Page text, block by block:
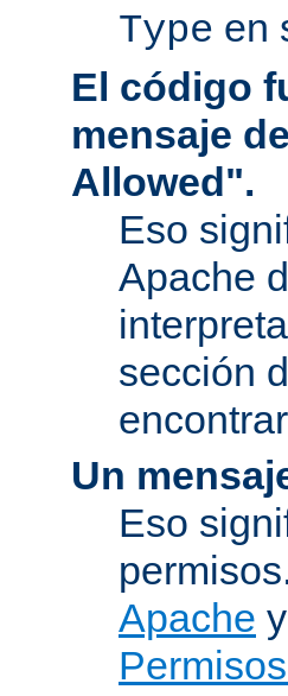
Type en
El código
mensaje
Allowed".
Eso
Apache
sección
Un
Eso
Apache